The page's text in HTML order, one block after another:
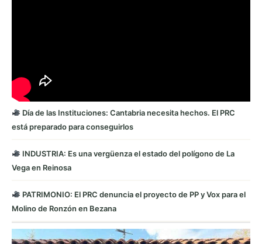
Día de las Instituciones: Cantabria necesita hechos. El PRC
está preparado para conseguirlos
INDUSTRIA: Es una vergüenza el estado del polígono de La
Vega en Reinosa
PATRIMONIO: El PRC denuncia el proyecto de PP y Vox para el
Molino de Ronzón en Bezana